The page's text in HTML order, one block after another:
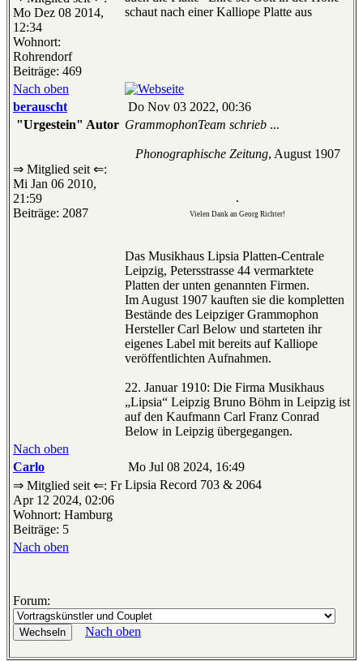
Mo Dez 08 2014,
12:34
Wohnort:
Rohrendorf
Beiträge: 469
schaut nach einer Kalliope Platte aus
Nach oben
berauscht
Do Nov 03 2022, 00:36
"Urgestein" Autor
⇒ Mitglied seit ⇐:
Mi Jan 06 2010,
21:59
Beiträge: 2087
GrammophonTeam schrieb ...
Phonographische Zeitung, August 1907
.
Vielen Dank an Georg Richter!
Das Musikhaus Lipsia Platten-Centrale
Leipzig, Petersstrasse 44 vermarktete
Platten der unten genannten Firmen.
Im August 1907 kauften sie die kompletten
Bestände des Leipziger Grammophon
Hersteller Carl Below und starteten ihr
eigenes Label mit bereits auf Kalliope
veröffentlichten Aufnahmen.
22. Januar 1910: Die Firma Musikhaus
„Lipsia“ Leipzig Bruno Böhm in Leipzig ist
auf den Kaufmann Carl Franz Conrad
Below in Leipzig übergegangen.
Nach oben
Carlo
Mo Jul 08 2024, 16:49
⇒ Mitglied seit ⇐: Fr
Apr 12 2024, 02:06
Wohnort: Hamburg
Beiträge: 5
Lipsia Record 703 & 2064
Nach oben
Forum:
Nach oben